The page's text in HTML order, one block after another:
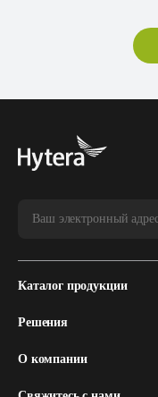
Каталог продукции
Решения
О компании